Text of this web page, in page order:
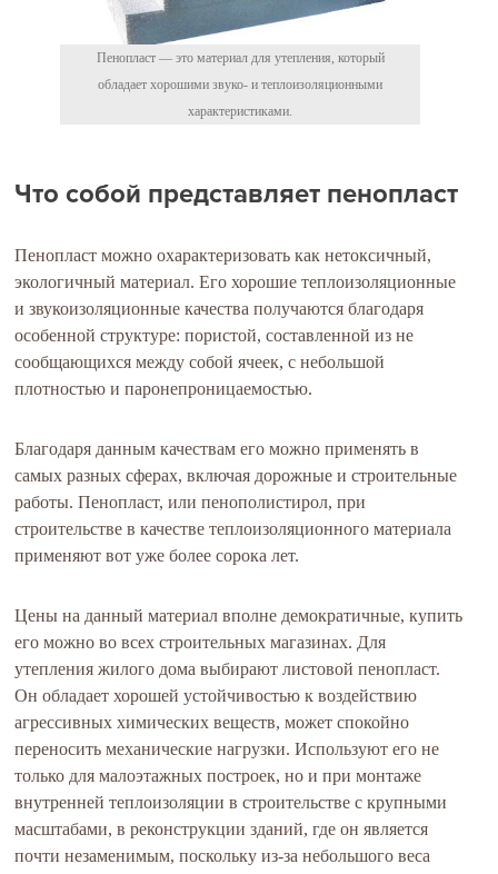
Пенопласт — это материал для утепления, который
обладает хорошими звуко- и теплоизоляционными
характеристиками.
Что собой представляет пенопласт
Пенопласт можно охарактеризовать как нетоксичный,
экологичный материал. Его хорошие теплоизоляционные
и звукоизоляционные качества получаются благодаря
особенной структуре: пористой, составленной из не
сообщающихся между собой ячеек, с небольшой
плотностью и паронепроницаемостью.
Благодаря данным качествам его можно применять в
самых разных сферах, включая дорожные и строительные
работы. Пенопласт, или пенополистирол, при
строительстве в качестве теплоизоляционного материала
применяют вот уже более сорока лет.
Цены на данный материал вполне демократичные, купить
его можно во всех строительных магазинах. Для
утепления жилого дома выбирают листовой пенопласт.
Он обладает хорошей устойчивостью к воздействию
агрессивных химических веществ, может спокойно
переносить механические нагрузки. Используют его не
только для малоэтажных построек, но и при монтаже
внутренней теплоизоляции в строительстве с крупными
масштабами, в реконструкции зданий, где он является
почти незаменимым, поскольку из-за небольшого веса